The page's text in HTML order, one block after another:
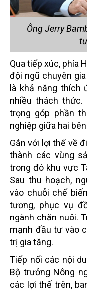
Ông Jerry
Qua tiếp xúc, phía
đội ngũ chuyên
là khả năng thích
nhiều thách
trọng góp phần
nghiệp giữa hai
Gắn với lợi thế về
thành các vùng
trong đó khu vực
Sau thu hoạch,
vào chuỗi chế
tương, phục vụ
ngành chăn nuôi.
mạnh đầu tư vào
trị gia tăng.
Tiếp nối các nội
Bộ trưởng Nông
các lợi thế trên,